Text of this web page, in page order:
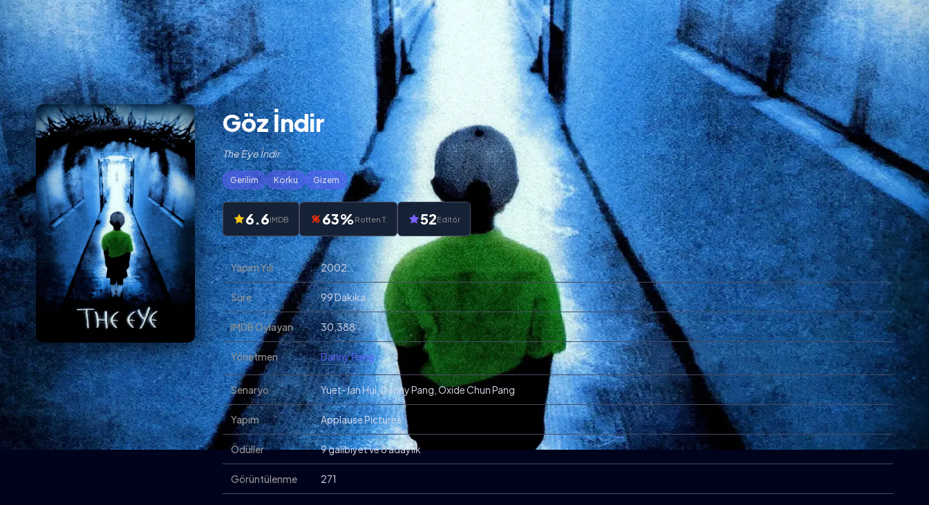
Göz İndir
The Eye İndir
Gerilim Korku Gizem
6.6IMDB 63%Rotten T. 52Editör
Yapım Yılı 2002
Süre 99 Dakika
IMDB Oylayan 30,388
Yönetmen Danny Pang
Senaryo Yuet-Jan Hui, Danny Pang, Oxide Chun Pang
Yapım Applause Pictures
Ödüller 9 galibiyet ve 8 adaylık
Görüntülenme 271